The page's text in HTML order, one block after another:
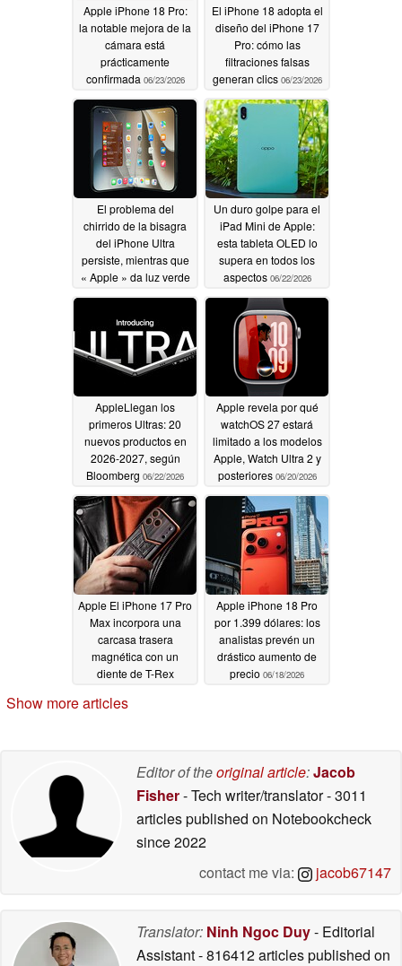
Apple iPhone 18 Pro:
la notable mejora de la
cámara está
prácticamente
confirmada 06/23/2026
El iPhone 18 adopta el
diseño del iPhone 17
Pro: cómo las
filtraciones falsas
generan clics 06/23/2026
El problema del
chirrido de la bisagra
del iPhone Ultra
persiste, mientras que
« Apple » da luz verde
06/23/2026
Un duro golpe para el
iPad Mini de Apple:
esta tableta OLED lo
supera en todos los
aspectos 06/22/2026
AppleLlegan los
primeros Ultras: 20
nuevos productos en
2026-2027, según
Bloomberg 06/22/2026
Apple revela por qué
watchOS 27 estará
limitado a los modelos
Apple, Watch Ultra 2 y
posteriores 06/20/2026
Apple El iPhone 17 Pro
Max incorpora una
carcasa trasera
magnética con un
diente de T-Rex
Apple iPhone 18 Pro
por 1.399 dólares: los
analistas prevén un
drástico aumento de
precio 06/18/2026
Show more articles
Editor of theoriginal article:Jacob
Fisher- Tech writer/translator- 3011
articles published on Notebookcheck
since 2022
contact me via:
jacob67147
Translator: Ninh Ngoc Duy- Editorial
Assistant- 816412 articles published on